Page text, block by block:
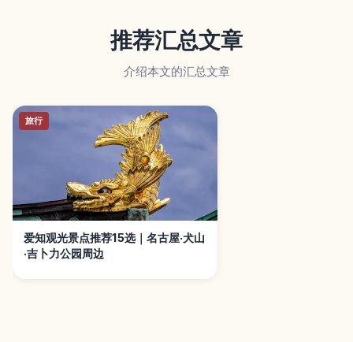
推荐汇总文章
介绍本文的汇总文章
旅行
爱知观光景点推荐15选｜名古屋·犬山
·吉卜力公园周边